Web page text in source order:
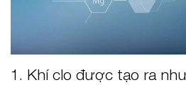
1. Khí clo được tạo ra